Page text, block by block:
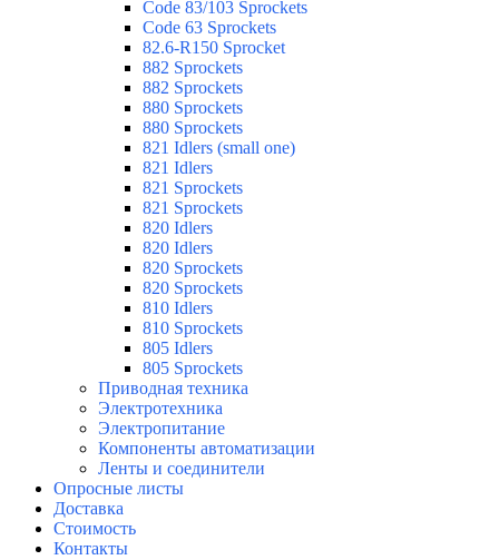
Code 83/103 Sprockets
Code 63 Sprockets
82.6-R150 Sprocket
882 Sprockets
882 Sprockets
880 Sprockets
880 Sprockets
821 Idlers (small one)
821 Idlers
821 Sprockets
821 Sprockets
820 Idlers
820 Idlers
820 Sprockets
820 Sprockets
810 Idlers
810 Sprockets
805 Idlers
805 Sprockets
Приводная техника
Электротехника
Электропитание
Компоненты автоматизации
Ленты и соединители
Опросные листы
Доставка
Стоимость
Контакты